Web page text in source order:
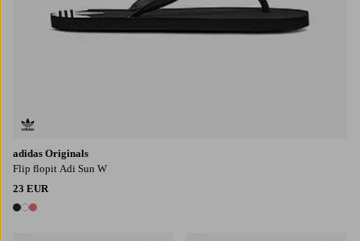
adidas Originals
Flip flopit Adi Sun W
23 EUR
3 värejä